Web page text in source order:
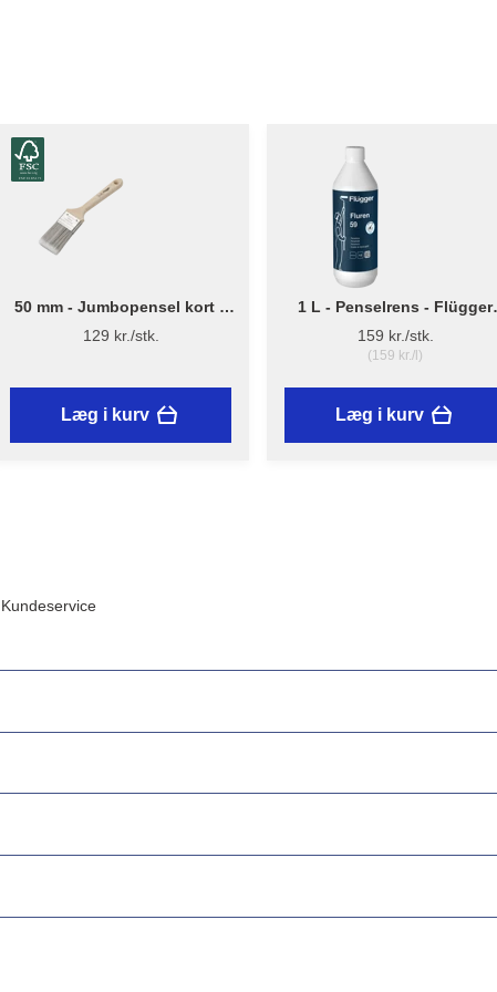
50 mm - Jumbopensel kort –
Flügger Pro Series
129 kr./stk.
Læg i kurv
1 L - Penselrens - Flügger
Fluren 59
159 kr./stk.
(159 kr./l)
Læg i kurv
Kundeservice